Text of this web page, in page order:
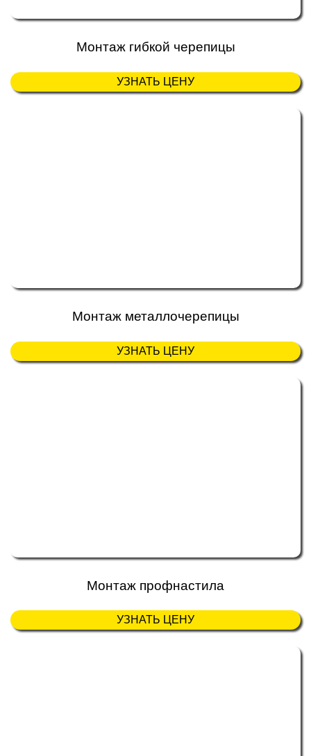
Монтаж гибкой черепицы
УЗНАТЬ ЦЕНУ
Монтаж металлочерепицы
УЗНАТЬ ЦЕНУ
Монтаж профнастила
УЗНАТЬ ЦЕНУ